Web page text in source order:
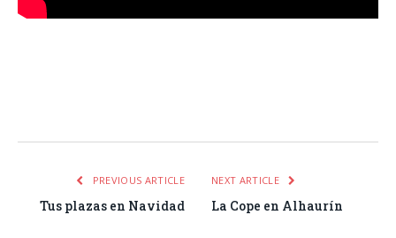
PREVIOUS ARTICLE
Tus plazas en Navidad
NEXT ARTICLE
La Cope en Alhaurín